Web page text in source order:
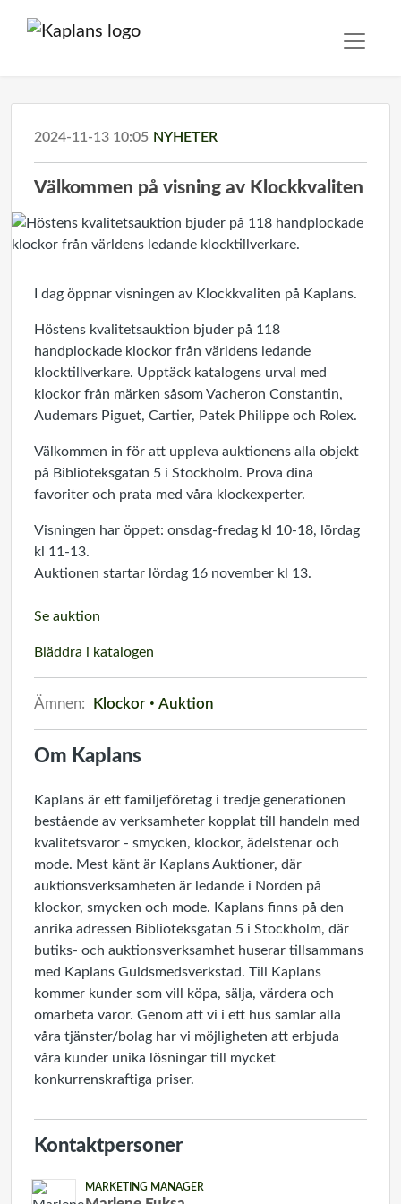
2024-11-13 10:05 NYHETER
Välkommen på visning av Klockkvaliten
I dag öppnar visningen av Klockkvaliten på Kaplans.
Höstens kvalitetsauktion bjuder på 118
handplockade klockor från världens ledande
klocktillverkare. Upptäck katalogens urval med
klockor från märken såsom Vacheron Constantin,
Audemars Piguet, Cartier, Patek Philippe och Rolex.
Välkommen in för att uppleva auktionens alla objekt
på Biblioteksgatan 5 i Stockholm. Prova dina
favoriter och prata med våra klockexperter.
Visningen har öppet: onsdag-fredag kl 10-18, lördag
kl 11-13.
Auktionen startar lördag 16 november kl 13.
Se auktion
Bläddra i katalogen
Ämnen: Klockor Auktion
Om Kaplans
Kaplans är ett familjeföretag i tredje generationen
bestående av verksamheter kopplat till handeln med
kvalitetsvaror - smycken, klockor, ädelstenar och
mode. Mest känt är Kaplans Auktioner, där
auktionsverksamheten är ledande i Norden på
klockor, smycken och mode. Kaplans finns på den
anrika adressen Biblioteksgatan 5 i Stockholm, där
butiks- och auktionsverksamhet huserar tillsammans
med Kaplans Guldsmedsverkstad. Till Kaplans
kommer kunder som vill köpa, sälja, värdera och
omarbeta varor. Genom att vi i ett hus samlar alla
våra tjänster/bolag har vi möjligheten att erbjuda
våra kunder unika lösningar till mycket
konkurrenskraftiga priser.
Kontaktpersoner
MARKETING MANAGER